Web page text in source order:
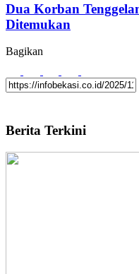
Dua Korban
Ditemukan
Bagikan
Berita Terkini